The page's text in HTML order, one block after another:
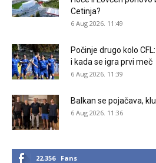
Cetinja?
6 Aug 2026. 11:49
Počinje drugo kolo
i kada se igra prvi meč
6 Aug 2026. 11:39
Balkan se pojačava,
6 Aug 2026. 11:36
22,356 Fans